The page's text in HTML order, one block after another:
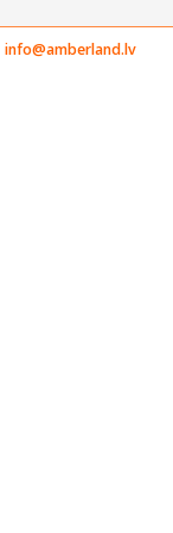
info@amberland.lv